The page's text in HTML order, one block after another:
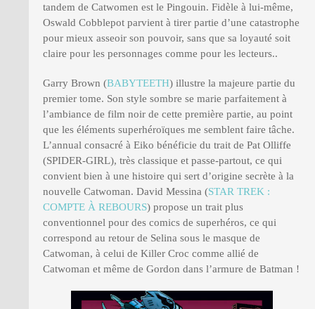
tandem de Catwomen est le Pingouin. Fidèle à lui-même,
Oswald Cobblepot parvient à tirer partie d’une catastrophe
pour mieux asseoir son pouvoir, sans que sa loyauté soit
claire pour les personnages comme pour les lecteurs..
Garry Brown (BABYTEETH) illustre la majeure partie du
premier tome. Son style sombre se marie parfaitement à
l’ambiance de film noir de cette première partie, au point
que les éléments superhéroïques me semblent faire tâche.
L’annual consacré à Eiko bénéficie du trait de Pat Olliffe
(SPIDER-GIRL), très classique et passe-partout, ce qui
convient bien à une histoire qui sert d’origine secrète à la
nouvelle Catwoman. David Messina (STAR TREK :
COMPTE À REBOURS) propose un trait plus
conventionnel pour des comics de superhéros, ce qui
correspond au retour de Selina sous le masque de
Catwoman, à celui de Killer Croc comme allié de
Catwoman et même de Gordon dans l’armure de Batman !